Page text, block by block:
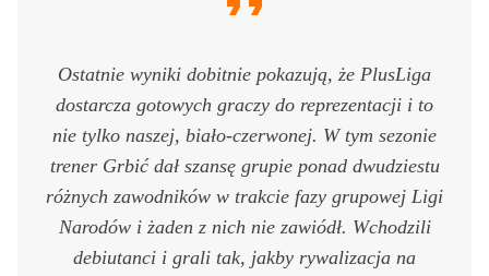
Ostatnie wyniki dobitnie pokazują, że PlusLiga
dostarcza gotowych graczy do reprezentacji i to
nie tylko naszej, biało-czerwonej. W tym sezonie
trener Grbić dał szansę grupie ponad dwudziestu
różnych zawodników w trakcie fazy grupowej Ligi
Narodów i żaden z nich nie zawiódł. Wchodzili
debiutanci i grali tak, jakby rywalizacja na